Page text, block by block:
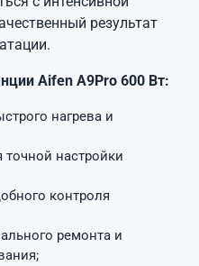
результат
Aifen A9Pro 600 Вт:
нагрева и
настройки
контроля
ремонта и